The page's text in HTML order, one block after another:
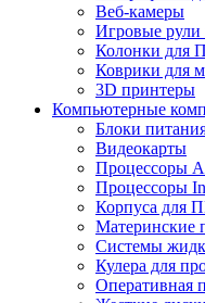
Веб-камеры
Игровые рули
Колонки для
Коврики для
3D принтеры
Компьютерные
Блоки
Видеокарты
Процессоры
Процессоры
Корпуса для
Материнские
Системы
Кулера для
Оперативная